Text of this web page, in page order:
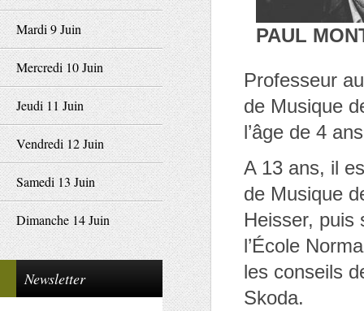
Mardi 9 Juin
Mercredi 10 Juin
Jeudi 11 Juin
Vendredi 12 Juin
Samedi 13 Juin
Dimanche 14 Juin
Newsletter
PAUL
Professeur
de Musique
l’âge de 4
A 13 ans, il
de Musique
Heisser, puis
l’École
les conseils
Skoda.